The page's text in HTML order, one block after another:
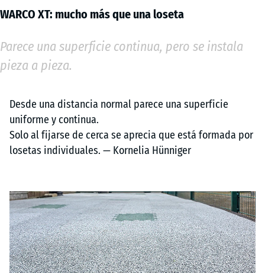
WARCO XT: mucho más que una loseta
Parece una superficie continua, pero se instala
pieza a pieza.
Desde una distancia normal parece una superficie
uniforme y continua.
Solo al fijarse de cerca se aprecia que está formada por
losetas individuales. — Kornelia Hünniger